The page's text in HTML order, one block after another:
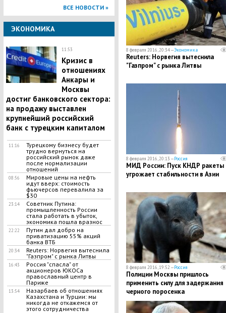
ВСЕ НОВОСТИ »
ЭКОНОМИКА
11:53
Кризис в
отношениях
Анкары и
Москвы
достиг банковского сектора:
на продажу выставлен
крупнейший российский
банк с турецким капиталом
11:16
Турецкому бизнесу будет
трудно вернуться на
российский рынок даже
после нормализации
отношений
08:56
Мировые цены на нефть
идут вверх: стоимость
фьючерсов перевалила за
$30
23:14
Советник Путина:
промышленность России
стала работать в убыток,
экономика пошла вразнос
22:22
Путин дал добро на
приватизацию 55% акций
банка ВТБ
20:34
Reuters: Норвегия вытеснила
"Газпром" с рынка Литвы
16:43
Россия "спасла" от
акционеров ЮКОСа
православный центр в
Париже
13:54
Назарбаев об отношениях
Казахстана и Турции: мы
никогда не откажемся от
этого сотрудничества
8 февраля 2016, 20:34 —Экономика
Reuters: Норвегия вытеснила
"Газпром" с рынка Литвы
8 февраля 2016, 20:13 —Россия
МИД России: Пуск КНДР ракеты
угрожает стабильности в Азии
8 февраля 2016, 19:52 —Россия
Полиции Москвы пришлось
применить силу для задержания
черного поросенка